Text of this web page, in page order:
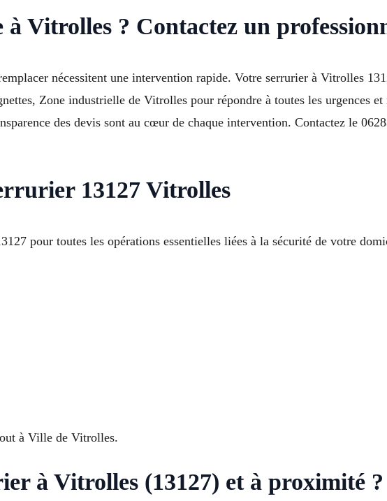
Vitrolles ? Contactez un
nécessitent une intervention rapide. Votre serrurier à Vitrolles
Zone industrielle de Vitrolles pour répondre à toutes les urgences
des devis sont au cœur de chaque intervention. Contactez le
13127 Vitrolles
pour toutes les opérations essentielles liées à la sécurité de votre
à Ville de Vitrolles.
à Vitrolles (13127) et à proximité ?